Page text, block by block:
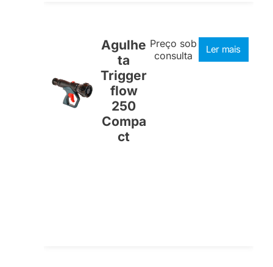
Agulhe
ta
Trigger
flow
250
Compa
ct
Preço sob
consulta
Ler mais